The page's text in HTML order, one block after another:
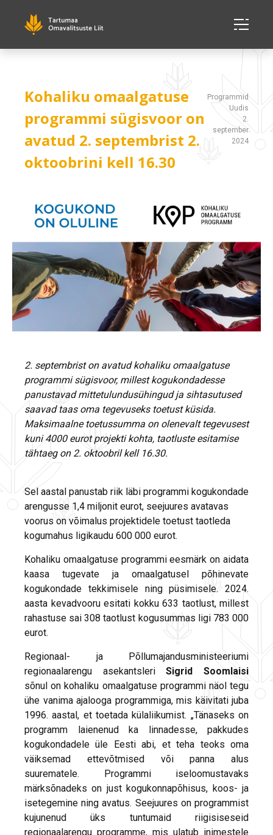
Kohaliku omaalgatuse
programmi sügisvoor on
avatud 2. septembrist 2.
oktoobrini kell 16.30
Programmid
Uudis
2.
september
2024
2. septembrist on avatud kohaliku omaalgatuse
programmi sügisvoor, millest kogukondadesse
panustavad mittetulundusühingud ja sihtasutused
saavad taas oma tegevuseks toetust küsida.
Maksimaalne toetussumma on olenevalt tegevusest
kuni 4000 eurot projekti kohta, taotluste esitamise
tähtaeg on 2. oktoobril kell 16.30.
Sel aastal panustab riik läbi programmi kogukondade
arengusse 1,4 miljonit eurot, seejuures avatavas
voorus on võimalus projektidele toetust taotleda
kogumahus ligikaudu 600 000 eurot.
Kohaliku omaalgatuse programmi eesmärk on aidata
kaasa tugevate ja omaalgatusel põhinevate
kogukondade tekkimisele ning püsimisele. 2024.
aasta kevadvooru esitati kokku 633 taotlust, millest
rahastuse sai 308 taotlust kogusummas ligi 783 000
eurot.
Regionaal- ja Põllumajandusministeeriumi
regionaalarengu asekantsleriSigrid Soomlaisi
sõnul on kohaliku omaalgatuse programmi näol tegu
ühe vanima ajalooga programmiga, mis käivitati juba
1996. aastal, et toetada külaliikumist. „Tänaseks on
programm laienenud ka linnadesse, pakkudes
kogukondadele üle Eesti abi, et teha teoks oma
väiksemad ettevõtmised või panna alus
suurematele. Programmi iseloomustavaks
märksõnadeks on just kogukonnapõhisus, koos- ja
isetegemine ning avatus. Seejuures on programmist
kujunenud üks tuntumaid riigisiseseid
regionaalarengu programme, mis ulatub inimestele